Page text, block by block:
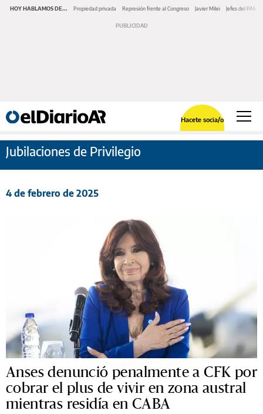
HOY HABLAMOS DE... Propiedad privada Represión frente al Congreso Javier Milei Jefes del PAMI
Hacete socia/o
Jubilaciones de Privilegio
4 de febrero de 2025
Anses denunció penalmente a CFK por
cobrar el plus de vivir en zona austral
mientras residía en CABA